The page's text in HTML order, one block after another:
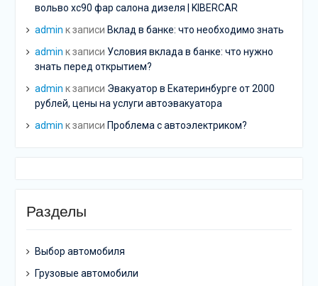
вольво хс90 фар салона дизеля | KIBERCAR
admin к записи Вклад в банке: что необходимо знать
admin к записи Условия вклада в банке: что нужно
знать перед открытием?
admin к записи Эвакуатор в Екатеринбурге от 2000
рублей, цены на услуги автоэвакуатора
admin к записи Проблема с автоэлектриком?
Разделы
Выбор автомобиля
Грузовые автомобили